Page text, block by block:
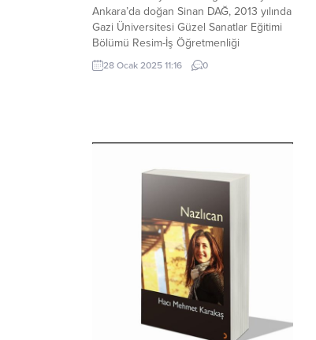
Ankara’da doğan Sinan DAĞ, 2013 yılında
Gazi Üniversitesi Güzel Sanatlar Eğitimi
Bölümü Resim-İş Öğretmenliği
Programı’nı bitirdi. 2008 yılında kurucu
üyesi olduğu Nedensanat Atölyesi
28 Ocak 2025 11:16 0